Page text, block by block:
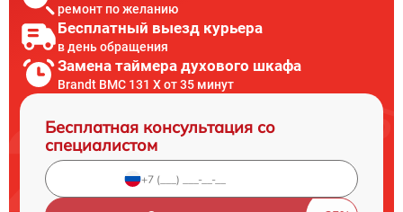
ремонт по желанию
Бесплатный выезд курьера
в день обращения
Замена таймера духового шкафа
Brandt BMC 131 X от 35 минут
Бесплатная консультация со
специалистом